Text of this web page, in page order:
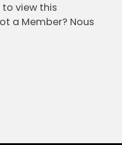
view this
a Member? Nous